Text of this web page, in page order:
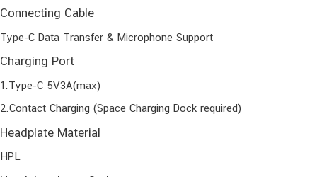
Connecting Cable
Type-C Data Transfer & Microphone Support
Charging Port
1.Type-C 5V3A(max)
2.Contact Charging (Space Charging Dock required)
Headplate Material
HPL